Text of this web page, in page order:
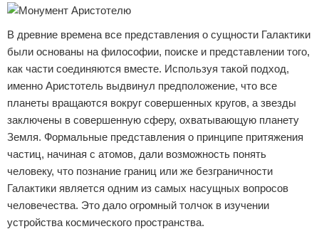
В древние времена все представления о сущности Галактики
были основаны на философии, поиске и представлении того,
как части соединяются вместе. Используя такой подход,
именно Аристотель выдвинул предположение, что все
планеты вращаются вокруг совершенных кругов, а звезды
заключены в совершенную сферу, охватывающую планету
Земля. Формальные представления о принципе притяжения
частиц, начиная с атомов, дали возможность понять
человеку, что познание границ или же безграничности
Галактики является одним из самых насущных вопросов
человечества. Это дало огромный толчок в изучении
устройства космического пространства.